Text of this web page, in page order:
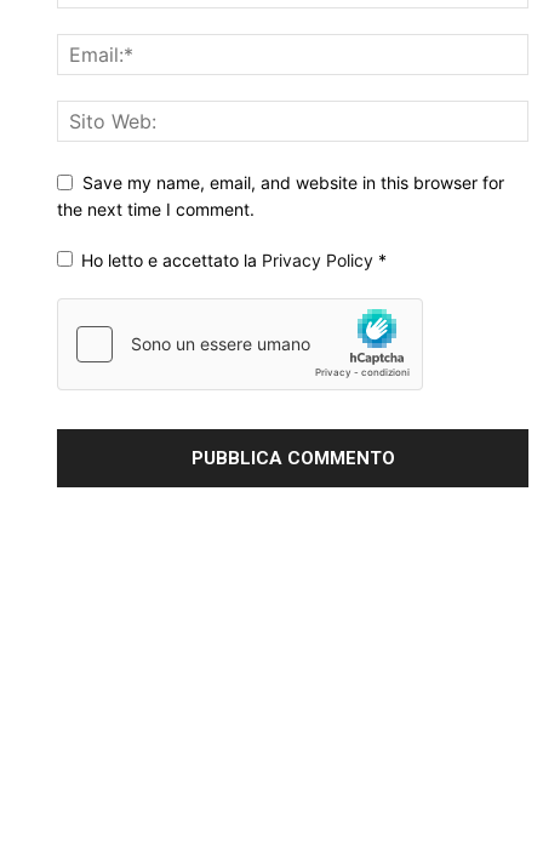
Save my name, email, and website in this browser for
the next time I comment.
Ho letto e accettato la Privacy Policy *